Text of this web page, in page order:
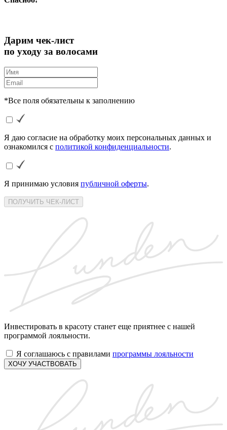
Дарим чек-лист
по уходу за волосами
*Все поля обязательны к заполнению
Я даю согласие на обработку моих персональных данных и
ознакомился с политикой конфиденциальности.
Я принимаю условия публичной оферты.
ПОЛУЧИТЬ ЧЕК-ЛИСТ
Инвестировать в красоту станет еще приятнее с нашей
программой лояльности.
Я соглашаюсь с правилами программы лояльности
ХОЧУ УЧАСТВОВАТЬ